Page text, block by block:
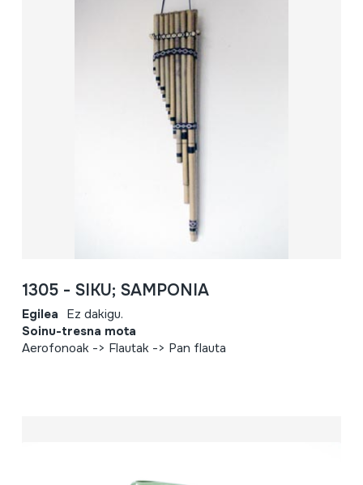
1305 - SIKU; SAMPONIA
Egilea Ez dakigu.
Soinu-tresna mota
Aerofonoak -> Flautak -> Pan flauta